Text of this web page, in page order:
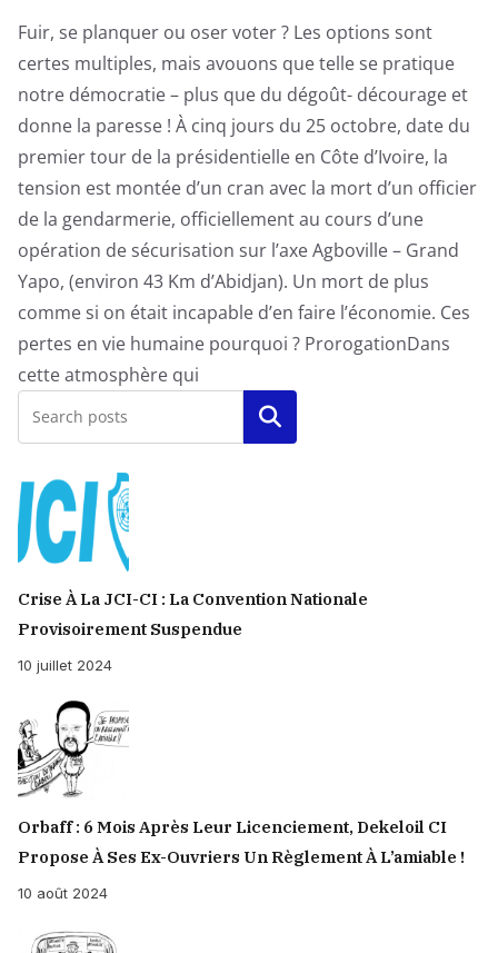
Fuir, se planquer ou oser voter ? Les options sont
certes multiples, mais avouons que telle se pratique
notre démocratie – plus que du dégoût- décourage et
donne la paresse ! À cinq jours du 25 octobre, date du
premier tour de la présidentielle en Côte d’Ivoire, la
tension est montée d’un cran avec la mort d’un officier
de la gendarmerie, officiellement au cours d’une
opération de sécurisation sur l’axe Agboville – Grand
Yapo, (environ 43 Km d’Abidjan). Un mort de plus
comme si on était incapable d’en faire l’économie. Ces
pertes en vie humaine pourquoi ? ProrogationDans
cette atmosphère qui
Rechercher
Crise À La JCI-CI : La Convention Nationale
Provisoirement Suspendue
10 juillet 2024
Orbaff : 6 Mois Après Leur Licenciement, Dekeloil CI
Propose À Ses Ex-Ouvriers Un Règlement À L’amiable !
10 août 2024